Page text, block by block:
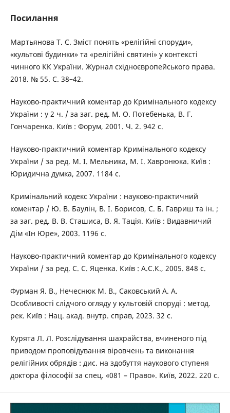
Посилання
Мартьянова Т. С. Зміст понять «релігійні споруди»,
«культові будинки» та «релігійні святині» у контексті
чинного КК України. Журнал східноєвропейського права.
2018. № 55. С. 38–42.
Науково-практичний коментар до Кримінального кодексу
України : у 2 ч. / за заг. ред. М. О. Потебенька, В. Г.
Гончаренка. Київ : Форум, 2001. Ч. 2. 942 с.
Науково-практичний коментар Кримінального кодексу
України / за ред. М. І. Мельника, М. І. Хавронюка. Київ :
Юридична думка, 2007. 1184 с.
Кримінальний кодекс України : науково-практичний
коментар / Ю. В. Баулін, В. І. Борисов, С. Б. Гавриш та ін. ;
за заг. ред. В. В. Сташиса, В. Я. Тація. Київ : Видавничий
Дім «Ін Юре», 2003. 1196 с.
Науково-практичний коментар до Кримінального кодексу
України / за ред. С. С. Яценка. Київ : А.С.К., 2005. 848 с.
Фурман Я. В., Нечеснюк М. В., Саковський А. А.
Особливості слідчого огляду у культовій споруді : метод.
рек. Київ : Нац. акад. внутр. справ, 2023. 32 с.
Курята Л. Л. Розслідування шахрайства, вчиненого під
приводом проповідування віровчень та виконання
релігійних обрядів : дис. на здобуття наукового ступеня
доктора філософії за спец. «081 – Право». Київ, 2022. 220 с.